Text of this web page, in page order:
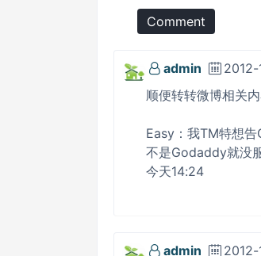
Comment
admin
2012-
顺便转转微博相关
Easy：我TM特想
不是Godaddy就没
今天14:24
admin 2012-